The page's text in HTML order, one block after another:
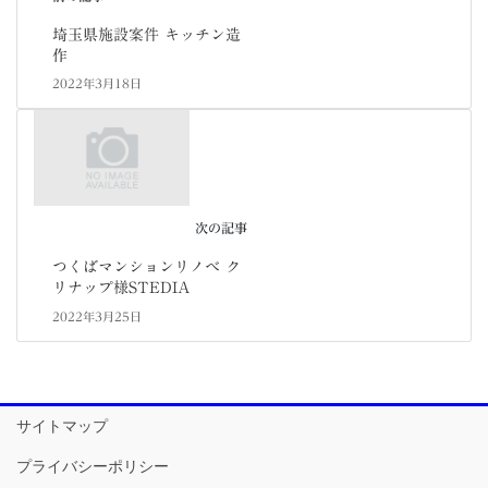
埼玉県施設案件 キッチン造
作
2022年3月18日
次の記事
つくばマンションリノベ ク
リナップ様STEDIA
2022年3月25日
サイトマップ
プライバシーポリシー